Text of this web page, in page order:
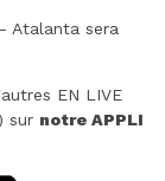
Atalanta sera
EN LIVE
sur notre APPLI